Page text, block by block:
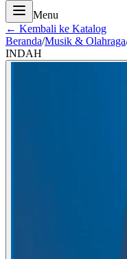
Menu
← Kembali ke Katalog
Beranda/Musik & Olahraga
INDAH